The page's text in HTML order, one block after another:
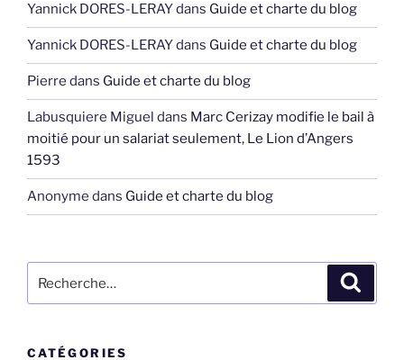
Yannick DORES-LERAYdans Guide et charte du blog
Yannick DORES-LERAYdans Guide et charte du blog
Pierre dans Guide et charte du blog
Labusquiere Miguel dans Marc Cerizay modifie le bail à
moitié pour un salariat seulement, Le Lion d’Angers
1593
Anonyme dans Guide et charte du blog
pour
CATÉGORIES